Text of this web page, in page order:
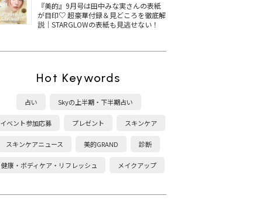
『美的』9月号は田中みな実さんの表紙
が目印♡ 超豪華付録＆見どころを徹底解
説｜STARGLOWの表紙も見逃せない！
Hot Keywords
占い Skyの上半期・下半期占い
イベント参加応募 プレゼント スキンケア
スキンケアニュース 美的GRAND 診断
健康・ボディケア・リフレッシュ メイクアップ